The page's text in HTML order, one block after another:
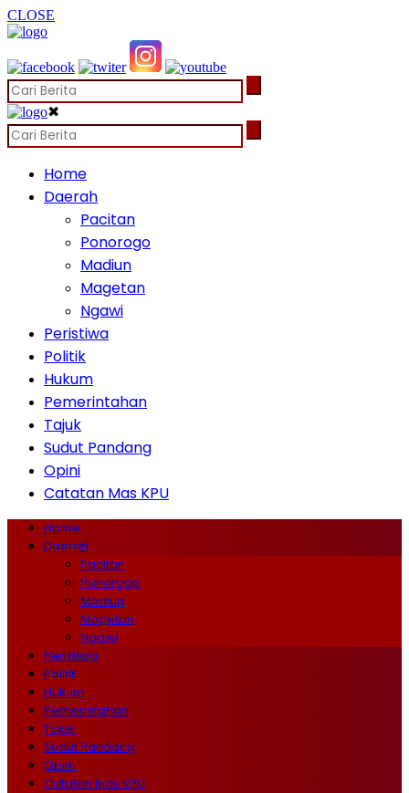
CLOSE
✖
Home
Daerah
Pacitan
Ponorogo
Madiun
Magetan
Ngawi
Peristiwa
Politik
Hukum
Pemerintahan
Tajuk
Sudut Pandang
Opini
Catatan Mas KPU
Home
Daerah
Pacitan
Ponorogo
Madiun
Magetan
Ngawi
Peristiwa
Politik
Hukum
Pemerintahan
Tajuk
Sudut Pandang
Opini
Catatan Mas KPU